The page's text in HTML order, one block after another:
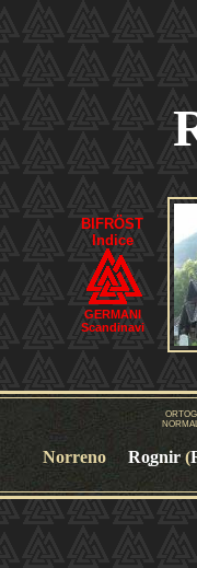
BIFRÖST
Indice
GERMANI
Scandinavi
Norreno Rognir(